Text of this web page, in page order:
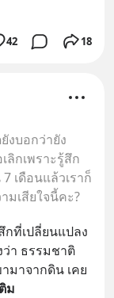
42 18
งบอกว่ายัง
ลิกเพราะรู้สึก
เดือนแล้วเราก็
มเสียใจนี้คะ?
กที่เปลี่ยนแปลง
ว่า ธรรมชาติ
มาจากดิน เคย
ม